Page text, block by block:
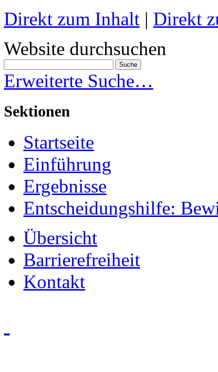
Direkt zum Inhalt | Direkt
Website durchsuchen
Erweiterte Suche…
Sektionen
Startseite
Einführung
Ergebnisse
Entscheidungshilfe:
Übersicht
Barrierefreiheit
Kontakt